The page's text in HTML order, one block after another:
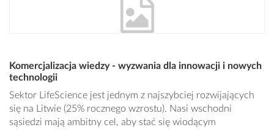
Komercjalizacja wiedzy - wyzwania dla innowacji i nowych
technologii
Sektor LifeScience jest jednym z najszybciej rozwijających
się na Litwie (25% rocznego wzrostu). Nasi wschodni
sąsiedzi mają ambitny cel, aby stać się wiodącym